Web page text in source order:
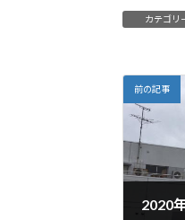
カテゴリ
前の記事
2020